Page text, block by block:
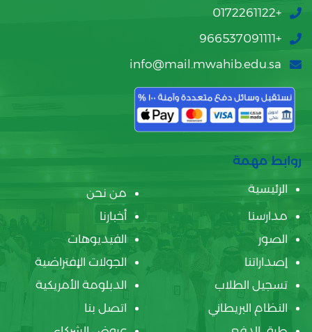
+0172261122
+966537091111
info@mail.mwahib.edu.sa
روابط مهمة
الرئيسية
من نحن
مدارسنا
أخبارنا
الصور
الفيديوهات
إصداراتنا
الجولات الإفتراضية
تسجيل الطلاب
الدبلومة الأمريكية
النظام البريطاني
اتصل بنا